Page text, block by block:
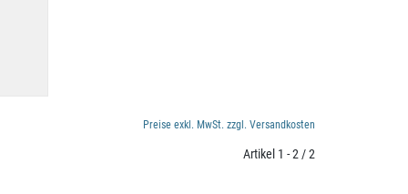
Preise exkl. MwSt. zzgl. Versandkosten
Artikel 1 - 2 / 2